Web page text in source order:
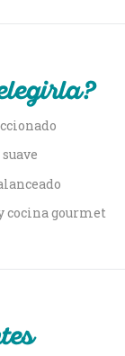
cocina gourmet